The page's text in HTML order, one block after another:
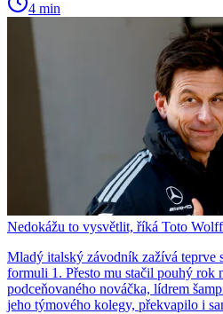
4 min
Nedokážu to vysvětlit, říká Toto
Mladý italský závodník zažívá teprve
formuli 1. Přesto mu stačil pouhý rok
podceňovaného nováčka, lídrem
jeho týmového kolegy, překvapilo i